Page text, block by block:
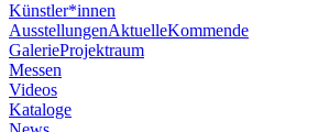
Künstler*innen
AusstellungenAktuelleKommende
GalerieProjektraum
Messen
Videos
Kataloge